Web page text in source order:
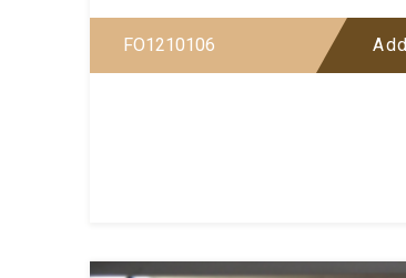
FO1210106 Add